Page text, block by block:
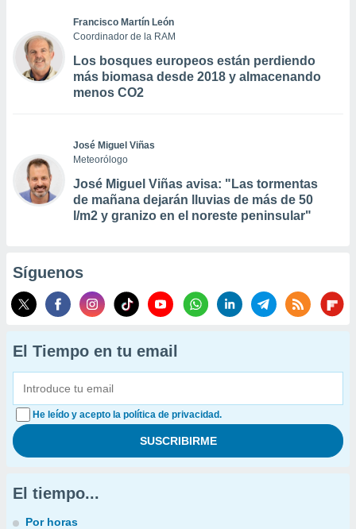
Francisco Martín León
Coordinador de la RAM
Los bosques europeos están perdiendo
más biomasa desde 2018 y almacenando
menos CO2
José Miguel Viñas
Meteorólogo
José Miguel Viñas avisa: "Las tormentas
de mañana dejarán lluvias de más de 50
l/m2 y granizo en el noreste peninsular"
Síguenos
El Tiempo en tu email
He leído y acepto la política de privacidad.
El tiempo...
Por horas